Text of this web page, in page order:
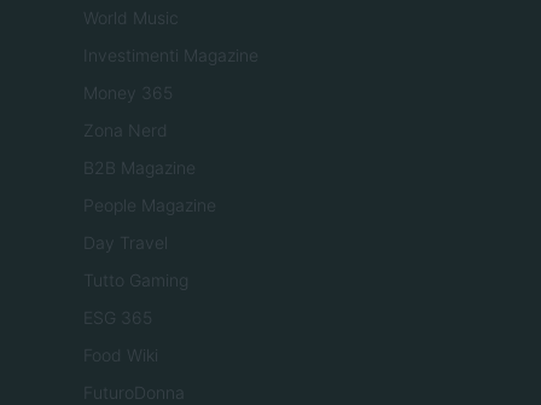
World Music
Investimenti Magazine
Money 365
Zona Nerd
B2B Magazine
People Magazine
Day Travel
Tutto Gaming
ESG 365
Food Wiki
FuturoDonna